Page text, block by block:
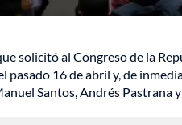
solicitó al Congreso de la
pasado 16 de abril y, de
Santos, Andrés Pastrana